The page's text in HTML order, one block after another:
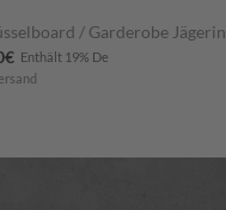
/ Garderobe Jägerin
€ Enthält 19% De